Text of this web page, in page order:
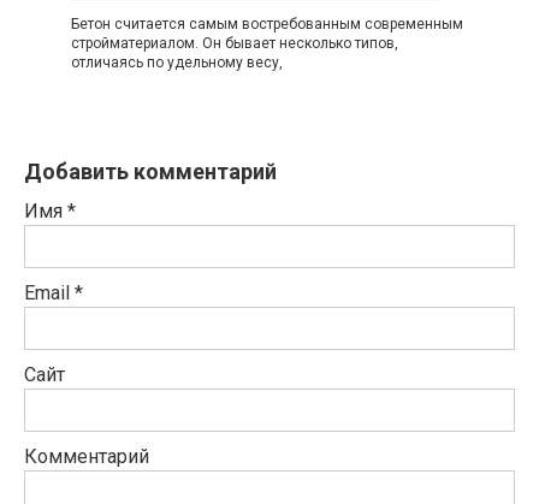
Бетон считается самым востребованным современным
стройматериалом. Он бывает несколько типов,
отличаясь по удельному весу,
Добавить комментарий
Имя *
Email *
Сайт
Комментарий